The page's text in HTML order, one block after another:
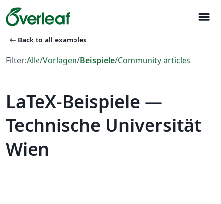
menu
arrow_left_alt Back to all examples
Filter:Alle/Vorlagen/Beispiele/Community articles
LaTeX-Beispiele —
Technische Universität
Wien